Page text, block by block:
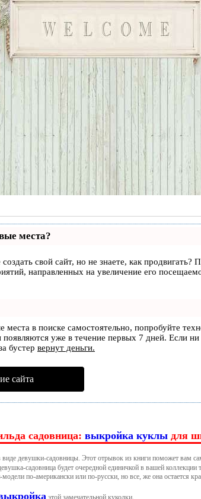
места?
свой сайт, но не знаете, как продвигать?
направленных на увеличение его
места в поиске самостоятельно, попробуйте
появляются уже в течение первых 7 дней. Если
бустер вернут деньги.
сайта
садовница: выкройка куклы для
виде девушки-садовницы. Этот отрывок из книги поможет вам
садовница будет очередной единичкой в вашей
по-американски или по-русски, но все, же она остается
этой замечательной куколки.